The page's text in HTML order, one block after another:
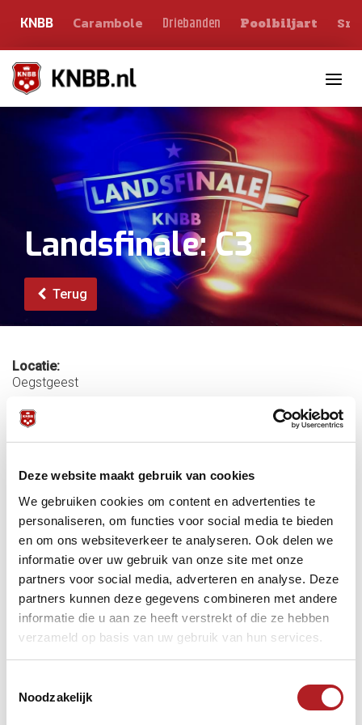
Deze website maakt gebruik van cookies
We gebruiken cookies om content en advertenties te
personaliseren, om functies voor social media te bieden
en om ons websiteverkeer te analyseren. Ook delen we
informatie over uw gebruik van onze site met onze
partners voor social media, adverteren en analyse. Deze
partners kunnen deze gegevens combineren met andere
informatie die u aan ze heeft verstrekt of die ze hebben
verzameld op basis van uw gebruik van hun services.
Noodzakelijk
KNBB Carambole Driebanden Poolbiljart
Landsfinale: C3
Terug
Locatie:
Oegstgeest
22 juni 2025 - 10:00
Einddatum:
Alle uitslagen poulefase:
https://biljartpoint.nl/index.php?
page=stand&poule=on&compid=8047&distri...
Uitslagen finale/3&4:
https://biljartpoint.nl/index.php?district=24
Carambole/libre KNBB KVC